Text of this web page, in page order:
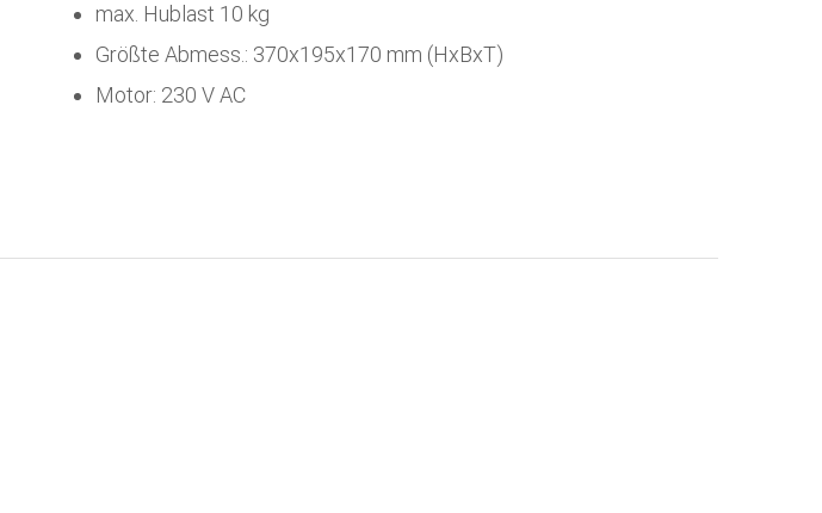
max. Hublast 10 kg
Größte Abmess.: 370x195x170 mm (HxBxT)
Motor: 230 V AC